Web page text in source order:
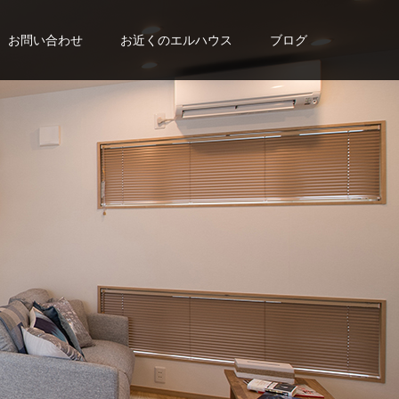
お問い合わせ お近くのエルハウス ブログ